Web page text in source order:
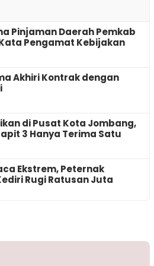
Pinjaman Daerah Pemkab
Pengamat Kebijakan
Akhiri Kontrak dengan
di Pusat Kota Jombang,
3 Hanya Terima Satu
Ekstrem, Peternak
Rugi Ratusan Juta